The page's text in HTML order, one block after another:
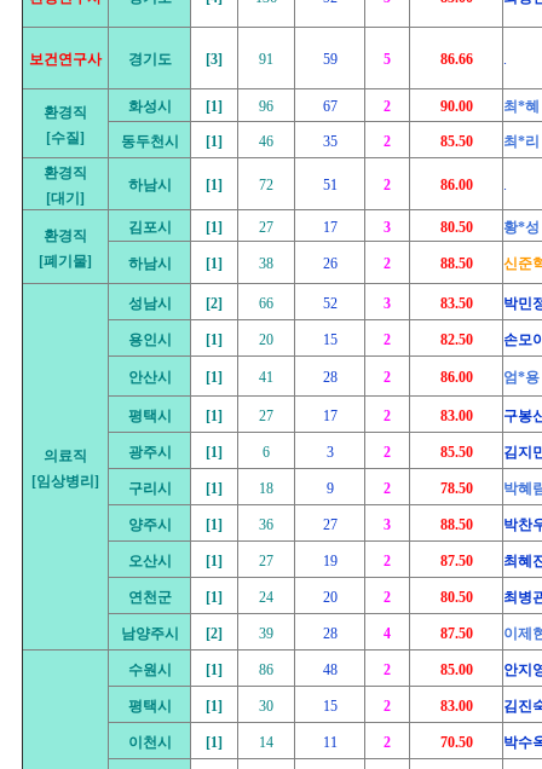
보건연구사 경기도 [3] 91 59 5 86.66 .
환경직
[수질]
화성시 [1] 96 67 2 90.00 최*혜
동두천시 [1] 46 35 2 85.50
최*리
환경직
[대기]
하남시 [1] 72 51 2 86.00 .
환경직
[폐기물]
김포시 [1] 27 17 3 80.50 황*성
하남시 [1] 38 26 2 88.50 신준
의료직
[임상병리]
성남시 [2] 66 52 3 83.50 박민
용인시 [1] 20 15 2 82.50 손모
안산시 [1] 41 28 2 86.00 엄*용
평택시 [1] 27 17 2 83.00 구봉
광주시 [1] 6 3 2 85.50 김지
구리시 [1] 18 9 2 78.50 박혜
양주시 [1] 36 27 3 88.50 박찬
오산시 [1] 27 19 2 87.50 최혜
연천군 [1] 24 20 2 80.50 최병
남양주시 [2] 39 28 4 87.50 이제
수원시 [1] 86 48 2 85.00 안지
평택시 [1] 30 15 2 83.00 김진
이천시 [1] 14 11 2 70.50 박수